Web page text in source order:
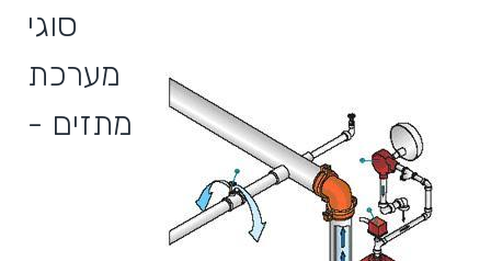
סוגי
מערכת
מתזים -